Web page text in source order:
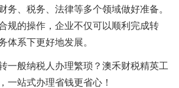
务、税务、法律等多个领域做好准备。
规的操作，企业不仅可以顺利完成转
体系下更好地发展。
一般纳税人办理繁琐？澳禾财税精英工
一站式办理省钱更省心！